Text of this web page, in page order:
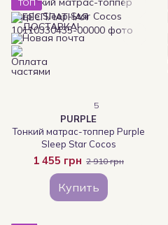
ТОП
5
PURPLE
Тонкий матрас-топпер Purple
Sleep Star Cocos
1 455 грн 2 910 грн
Купить